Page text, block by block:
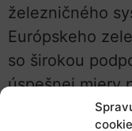
cookie
železničného
Európskeho
so širokou
úspešnej miery
zlepšenie